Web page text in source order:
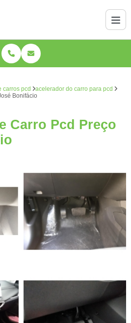
carros pcd
acelerador do carro para pcd
Bonifácio
Carro Pcd Preço